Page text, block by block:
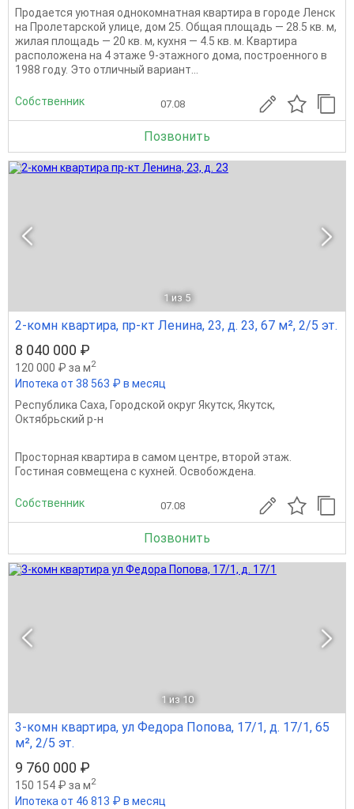
Продается уютная однокомнатная квартира в городе Ленск
на Пролетарской улице, дом 25. Общая площадь — 28.5 кв. м,
жилая площадь — 20 кв. м, кухня — 4.5 кв. м. Квартира
расположена на 4 этаже 9-этажного дома, построенного в
1988 году. Это отличный вариант...
Собственник 07.08
Позвонить
1 из 5
2-комн квартира, пр-кт Ленина, 23, д. 23, 67 м², 2/5 эт.
8 040 000 ₽
120 000 ₽ за м2
Ипотека от 38 563 ₽ в месяц
Республика Саха, Городской округ Якутск, Якутск,
Октябрьский р-н
Просторная квартира в самом центре, второй этаж.
Гостиная совмещена с кухней. Освобождена.
Собственник 07.08
Позвонить
1 из 10
3-комн квартира, ул Федора Попова, 17/1, д. 17/1, 65
м², 2/5 эт.
9 760 000 ₽
150 154 ₽ за м2
Ипотека от 46 813 ₽ в месяц